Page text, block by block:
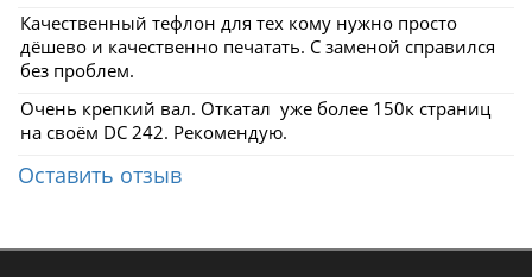
Качественный тефлон для тех кому нужно просто
дёшево и качественно печатать. С заменой справился
без проблем.
Очень крепкий вал. Откатал уже более 150к страниц
на своём DC 242. Рекомендую.
Оставить отзыв